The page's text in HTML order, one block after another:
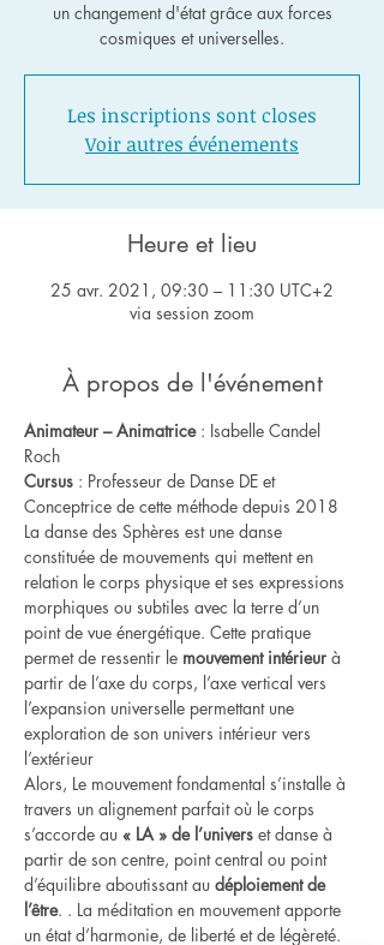
un changement d'état grâce aux forces
cosmiques et universelles.
Les inscriptions sont closes
Voir autres événements
Heure et lieu
25 avr. 2021, 09:30 – 11:30 UTC+2
via session zoom
À propos de l'événement
Animateur – Animatrice : Isabelle Candel
Roch
Cursus : Professeur de Danse DE et
Conceptrice de cette méthode depuis 2018
La danse des Sphères est une danse
constituée de mouvements qui mettent en
relation le corps physique et ses expressions
morphiques ou subtiles avec la terre d’un
point de vue énergétique. Cette pratique
permet de ressentir le mouvement intérieur à
partir de l’axe du corps, l’axe vertical vers
l’expansion universelle permettant une
exploration de son univers intérieur vers
l’extérieur
Alors, Le mouvement fondamental s’installe à
travers un alignement parfait où le corps
s’accorde au « LA » de l’univers et danse à
partir de son centre, point central ou point
d’équilibre aboutissant au déploiement de
l’être. . La méditation en mouvement apporte
un état d’harmonie, de liberté et de légèreté.